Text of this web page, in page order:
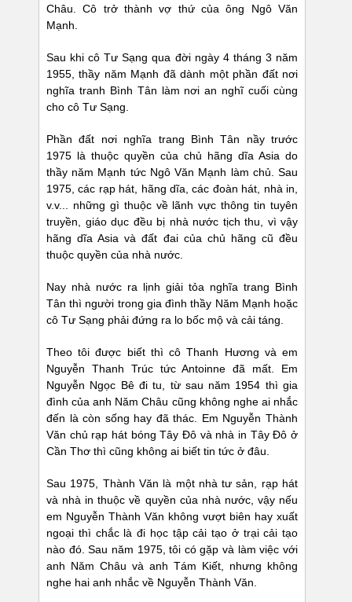
Châu. Cô trở thành vợ thứ của ông Ngô Văn
Mạnh.
Sau khi cô Tư Sạng qua đời ngày 4 tháng 3 năm
1955, thầy năm Mạnh đã dành một phần đất nơi
nghĩa tranh Bình Tân làm nơi an nghĩ cuối cùng
cho cô Tư Sạng.
Phần đất nơi nghĩa trang Bình Tân nầy trước
1975 là thuộc quyền của chủ hãng dĩa Asia do
thầy năm Mạnh tức Ngô Văn Mạnh làm chủ. Sau
1975, các rạp hát, hãng dĩa, các đoàn hát, nhà in,
v.v... những gì thuộc về lãnh vực thông tin tuyên
truyền, giáo dục đều bị nhà nước tịch thu, vì vậy
hãng dĩa Asia và đất đai của chủ hãng cũ đều
thuộc quyền của nhà nước.
Nay nhà nước ra lịnh giải tỏa nghĩa trang Bình
Tân thì người trong gia đình thầy Năm Mạnh hoặc
cô Tư Sạng phải đứng ra lo bốc mộ và cải táng.
Theo tôi được biết thì cô Thanh Hương và em
Nguyễn Thanh Trúc tức Antoinne đã mất. Em
Nguyễn Ngọc Bê đi tu, từ sau năm 1954 thì gia
đình của anh Năm Châu cũng không nghe ai nhắc
đến là còn sống hay đã thác. Em Nguyễn Thành
Văn chủ rạp hát bóng Tây Đô và nhà in Tây Đô ở
Cần Thơ thì cũng không ai biết tin tức ở đâu.
Sau 1975, Thành Văn là một nhà tư sản, rạp hát
và nhà in thuộc về quyền của nhà nước, vậy nếu
em Nguyễn Thành Văn không vượt biên hay xuất
ngoại thì chắc là đi học tập cải tạo ở trại cải tạo
nào đó. Sau năm 1975, tôi có gặp và làm việc với
anh Năm Châu và anh Tám Kiết, nhưng không
nghe hai anh nhắc về Nguyễn Thành Văn.